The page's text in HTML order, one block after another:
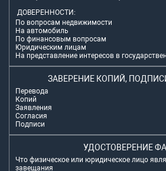
ДОВЕРЕННОСТИ:
По вопросам недвижимости
На автомобиль
По финансовым вопросам
Юридическим лицам
На представление интересов в
ЗАВЕРЕНИЕ КОПИЙ,
Перевода
Копий
Заявления
Согласия
Подписи
УДОСТОВЕРЕНИЕ
Что физическое или юридическое лицо
завещания